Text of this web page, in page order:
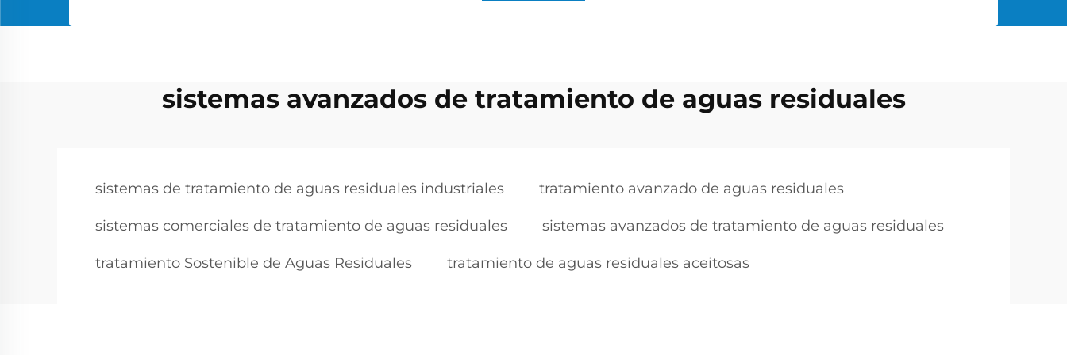
sistemas avanzados de tratamiento de aguas residuales
sistemas de tratamiento de aguas residuales industriales tratamiento avanzado de aguas residuales
sistemas comerciales de tratamiento de aguas residuales sistemas avanzados de tratamiento de aguas residuales
tratamiento Sostenible de Aguas Residuales tratamiento de aguas residuales aceitosas